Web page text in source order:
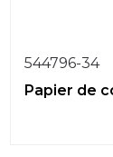
544796-34
Papier de